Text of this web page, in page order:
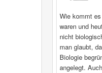
Wie kommt
waren und
nicht
man glaubt,
Biologie
angelegt.